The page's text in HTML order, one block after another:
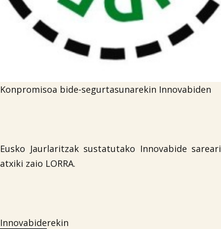
Konpromisoa bide-segurtasunarekin Innovabiden
Eusko Jaurlaritzak sustatutako Innovabide sareari
atxiki zaio LORRA.
Innovabiderekin